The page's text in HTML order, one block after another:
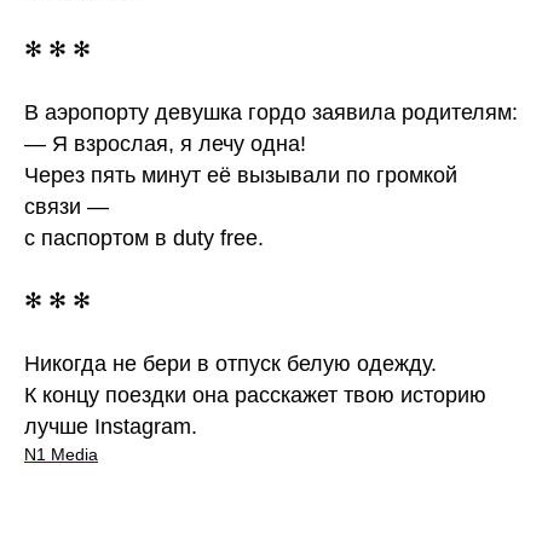
✻ ✻ ✻
В аэропорту девушка гордо заявила родителям:
— Я взрослая, я лечу одна!
Через пять минут её вызывали по громкой
связи —
с паспортом в duty free.
✻ ✻ ✻
Никогда не бери в отпуск белую одежду.
К концу поездки она расскажет твою историю
лучше Instagram.
N1 Media